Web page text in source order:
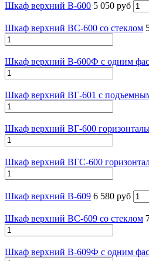
Шкаф верхний В-600 5 050 руб
Шкаф верхний ВС-600 со стеклом
Шкаф верхний В-600Ф с одним
Шкаф верхний ВГ-601 с
Шкаф верхний ВГ-600
Шкаф верхний ВГС-600
Шкаф верхний В-609 6 580 руб
Шкаф верхний ВС-609 со стеклом
Шкаф верхний В-609Ф с одним